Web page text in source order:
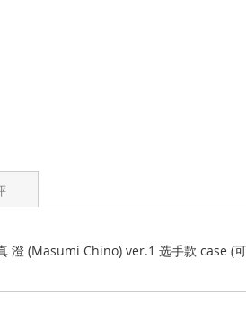
澄 (Masumi Chino) ver.1 选手款 case (